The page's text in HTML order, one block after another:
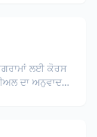
ਲਈ ਕੋਰਸ
ਦਾ ਅਨੁਵਾਦ